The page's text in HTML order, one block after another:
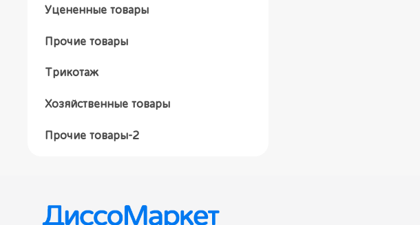
Уцененные товары
Прочие товары
Трикотаж
Хозяйственные товары
Прочие товары-2